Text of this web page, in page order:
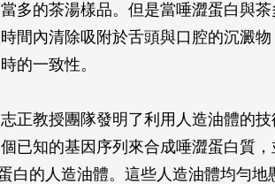
多的茶湯樣品。但是當唾澀蛋白與
間內清除吸附於舌頭與口腔的沉澱
的一致性。
正教授團隊發明了利用人造油體的
已知的基因序列來合成唾澀蛋白質
白的人造油體。這些人造油體均勻地